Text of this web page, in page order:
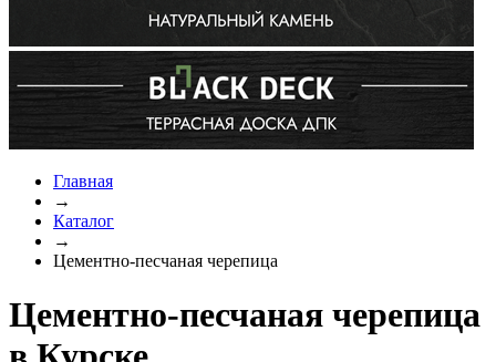
Главная
→
Каталог
→
Цементно-песчаная черепица
Цементно-песчаная черепица